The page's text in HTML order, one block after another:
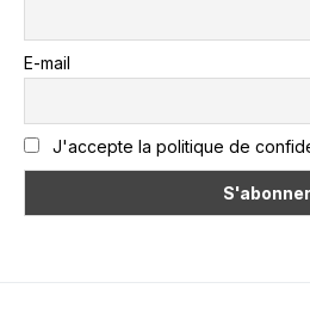
E-mail
J'accepte la politique de